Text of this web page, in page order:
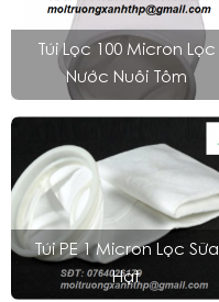
Túi Lọc 100 Micron Lọc
Nước Nuôi Tôm
Túi PE 1 Micron Lọc Sữa
Hạt